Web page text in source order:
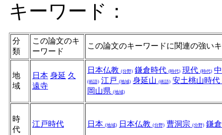
キーワード：
分
類
この論文のキ
ーワード
この論文のキーワードに関連の強い
地
域
日本 身延 久
遠寺
日本仏教 (分野) 鎌倉時代 (時代) 現代 (時代)
(術語) 江戸 (地域) 身延山 (術語) 安土桃山時代
岡山県 (地域)
時
代
江戸時代 日本 (地域) 日本仏教 (分野) 曹洞宗 (分野) 鎌